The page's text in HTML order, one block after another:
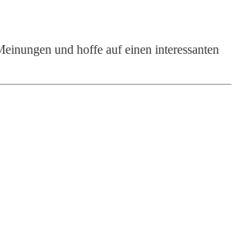
und hoffe auf einen interessanten